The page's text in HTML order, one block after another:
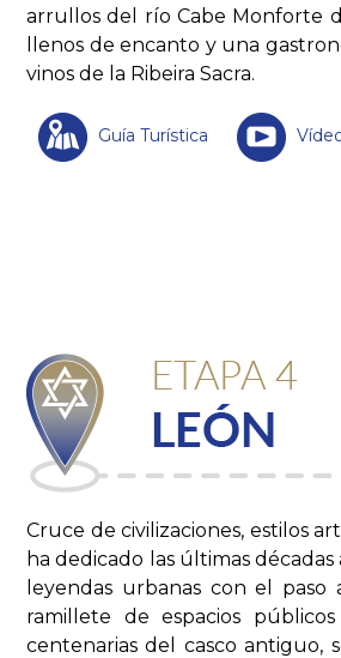
arrullos del río Cabe Monforte
llenos de encanto y una
vinos de la Ribeira Sacra.
Guía Turística
Cruce de civilizaciones, estilos
ha dedicado las últimas
leyendas urbanas con el
ramillete de espacios
centenarias del casco antiguo,